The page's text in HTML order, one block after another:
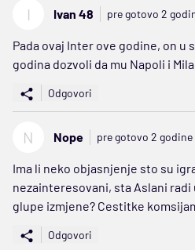
I Ivan 48 pre gotovo 2
Pada ovaj Inter ove godine, on u
godina dozvoli da mu Napoli i
Odgovori
N Nope pre gotovo 2 godine
Ima li neko objasnjenje sto su
nezainteresovani, sta Aslani radi
glupe izmjene? Cestitke
Odgovori